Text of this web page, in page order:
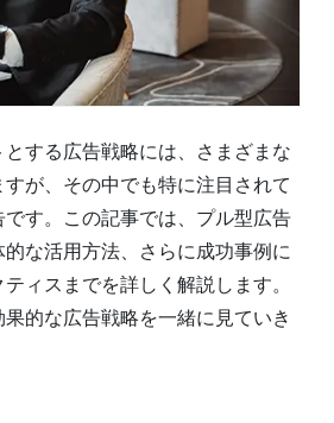
する広告戦略には、さまざまな
が、その中でも特に注目されて
す。この記事では、プル型広告
な活用方法、さらに成功事例に
ィスまでを詳しく解説します。
的な広告戦略を一緒に見ていき